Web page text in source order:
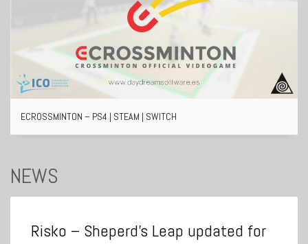
ECROSSMINTON – PS4 | STEAM | SWITCH
NEWS
Risko – Sheperd’s Leap updated for